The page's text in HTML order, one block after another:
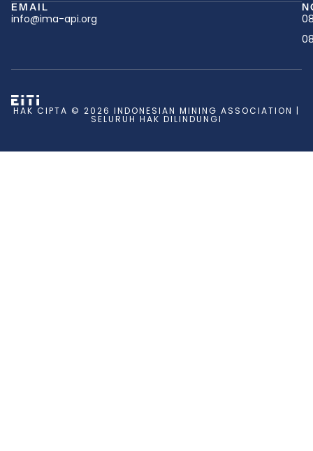
EMAIL
info@ima-api.org
HAK CIPTA © 2026 INDONESIAN MINING ASSOCIATION |
SELURUH HAK DILINDUNGI